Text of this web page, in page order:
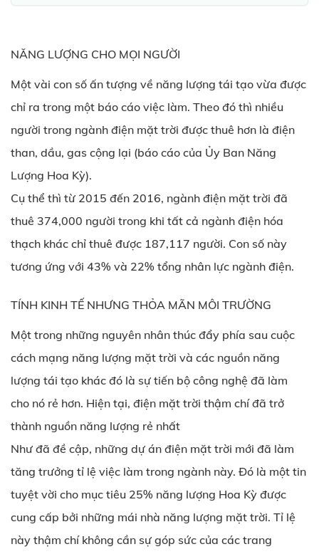
NĂNG LƯỢNG CHO MỌI NGƯỜI
Một vài con số ấn tượng về năng lượng tái tạo vừa được
chỉ ra trong một báo cáo việc làm. Theo đó thì nhiều
người trong ngành điện mặt trời được thuê hơn là điện
than, dầu, gas cộng lại (báo cáo của Ủy Ban Năng
Lượng Hoa Kỳ).
Cụ thể thì từ 2015 đến 2016, ngành điện mặt trời đã
thuê 374,000 người trong khi tất cả ngành điện hóa
thạch khác chỉ thuê được 187,117 người. Con số này
tương ứng với 43% và 22% tổng nhân lực ngành điện.
TÍNH KINH TẾ NHƯNG THỎA MÃN MÔI TRƯỜNG
Một trong những nguyên nhân thúc đẩy phía sau cuộc
cách mạng năng lượng mặt trời và các nguồn năng
lượng tái tạo khác đó là sự tiến bộ công nghệ đã làm
cho nó rẻ hơn. Hiện tại, điện mặt trời thậm chí đã trở
thành nguồn năng lượng rẻ nhất
Như đã đề cập, những dự án điện mặt trời mới đã làm
tăng trưởng tỉ lệ việc làm trong ngành này. Đó là một tin
tuyệt vời cho mục tiêu 25% năng lượng Hoa Kỳ được
cung cấp bởi những mái nhà năng lượng mặt trời. Tỉ lệ
này thậm chí không cần sự góp sức của các trang